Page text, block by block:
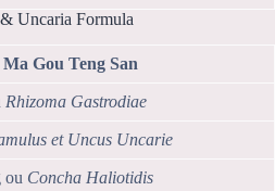
Uncaria Formula
Gou Teng San
Rhizoma Gastrodiae
et Uncus Uncarie
ou Concha Haliotidis